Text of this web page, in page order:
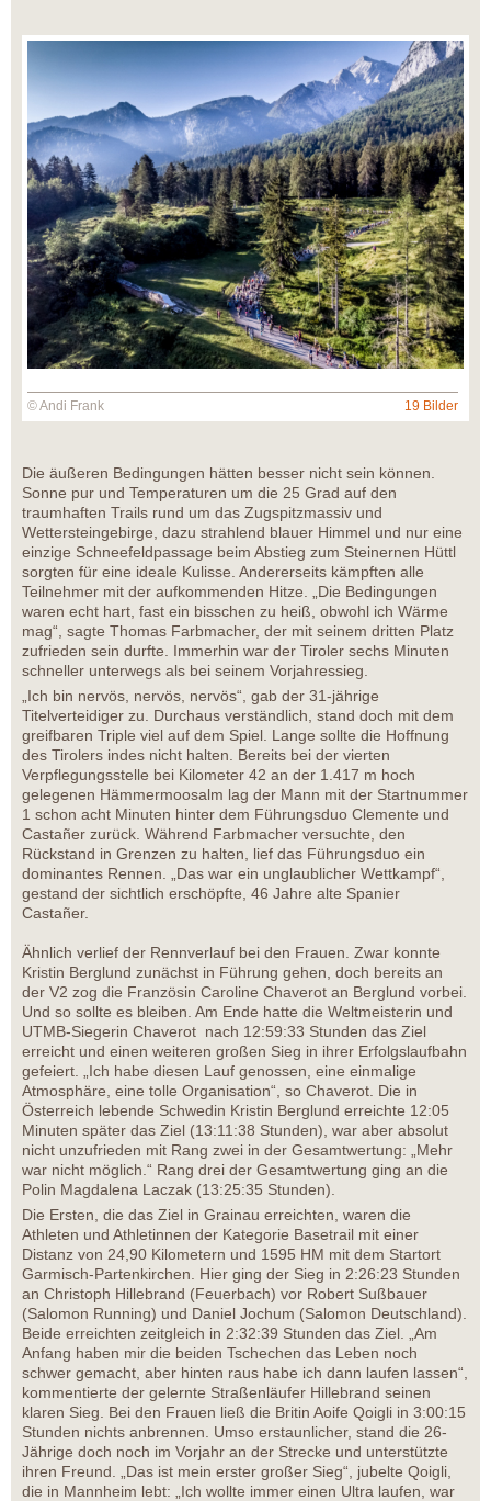
© Andi Frank 19 Bilder
Die äußeren Bedingungen hätten besser nicht sein können.
Sonne pur und Temperaturen um die 25 Grad auf den
traumhaften Trails rund um das Zugspitzmassiv und
Wettersteingebirge, dazu strahlend blauer Himmel und nur eine
einzige Schneefeldpassage beim Abstieg zum Steinernen Hüttl
sorgten für eine ideale Kulisse. Andererseits kämpften alle
Teilnehmer mit der aufkommenden Hitze. „Die Bedingungen
waren echt hart, fast ein bisschen zu heiß, obwohl ich Wärme
mag“, sagte Thomas Farbmacher, der mit seinem dritten Platz
zufrieden sein durfte. Immerhin war der Tiroler sechs Minuten
schneller unterwegs als bei seinem Vorjahressieg.
„Ich bin nervös, nervös, nervös“, gab der 31-jährige
Titelverteidiger zu. Durchaus verständlich, stand doch mit dem
greifbaren Triple viel auf dem Spiel. Lange sollte die Hoffnung
des Tirolers indes nicht halten. Bereits bei der vierten
Verpflegungsstelle bei Kilometer 42 an der 1.417 m hoch
gelegenen Hämmermoosalm lag der Mann mit der Startnummer
1 schon acht Minuten hinter dem Führungsduo Clemente und
Castañer zurück. Während Farbmacher versuchte, den
Rückstand in Grenzen zu halten, lief das Führungsduo ein
dominantes Rennen. „Das war ein unglaublicher Wettkampf“,
gestand der sichtlich erschöpfte, 46 Jahre alte Spanier
Castañer.
Ähnlich verlief der Rennverlauf bei den Frauen. Zwar konnte
Kristin Berglund zunächst in Führung gehen, doch bereits an
der V2 zog die Französin Caroline Chaverot an Berglund vorbei.
Und so sollte es bleiben. Am Ende hatte die Weltmeisterin und
UTMB-Siegerin Chaverot nach 12:59:33 Stunden das Ziel
erreicht und einen weiteren großen Sieg in ihrer Erfolgslaufbahn
gefeiert. „Ich habe diesen Lauf genossen, eine einmalige
Atmosphäre, eine tolle Organisation“, so Chaverot. Die in
Österreich lebende Schwedin Kristin Berglund erreichte 12:05
Minuten später das Ziel (13:11:38 Stunden), war aber absolut
nicht unzufrieden mit Rang zwei in der Gesamtwertung: „Mehr
war nicht möglich.“ Rang drei der Gesamtwertung ging an die
Polin Magdalena Laczak (13:25:35 Stunden).
Die Ersten, die das Ziel in Grainau erreichten, waren die
Athleten und Athletinnen der Kategorie Basetrail mit einer
Distanz von 24,90 Kilometern und 1595 HM mit dem Startort
Garmisch-Partenkirchen. Hier ging der Sieg in 2:26:23 Stunden
an Christoph Hillebrand (Feuerbach) vor Robert Sußbauer
(Salomon Running) und Daniel Jochum (Salomon Deutschland).
Beide erreichten zeitgleich in 2:32:39 Stunden das Ziel. „Am
Anfang haben mir die beiden Tschechen das Leben noch
schwer gemacht, aber hinten raus habe ich dann laufen lassen“,
kommentierte der gelernte Straßenläufer Hillebrand seinen
klaren Sieg. Bei den Frauen ließ die Britin Aoife Qoigli in 3:00:15
Stunden nichts anbrennen. Umso erstaunlicher, stand die 26-
Jährige doch noch im Vorjahr an der Strecke und unterstützte
ihren Freund. „Das ist mein erster großer Sieg“, jubelte Qoigli,
die in Mannheim lebt: „Ich wollte immer einen Ultra laufen, war